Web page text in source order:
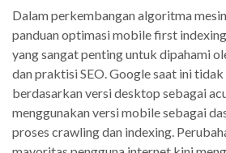
Dalam perkembangan algoritma
panduan optimasi mobile first
yang sangat penting untuk dipahami
dan praktisi SEO. Google saat ini
berdasarkan versi desktop sebagai
menggunakan versi mobile sebagai
proses crawling dan indexing.